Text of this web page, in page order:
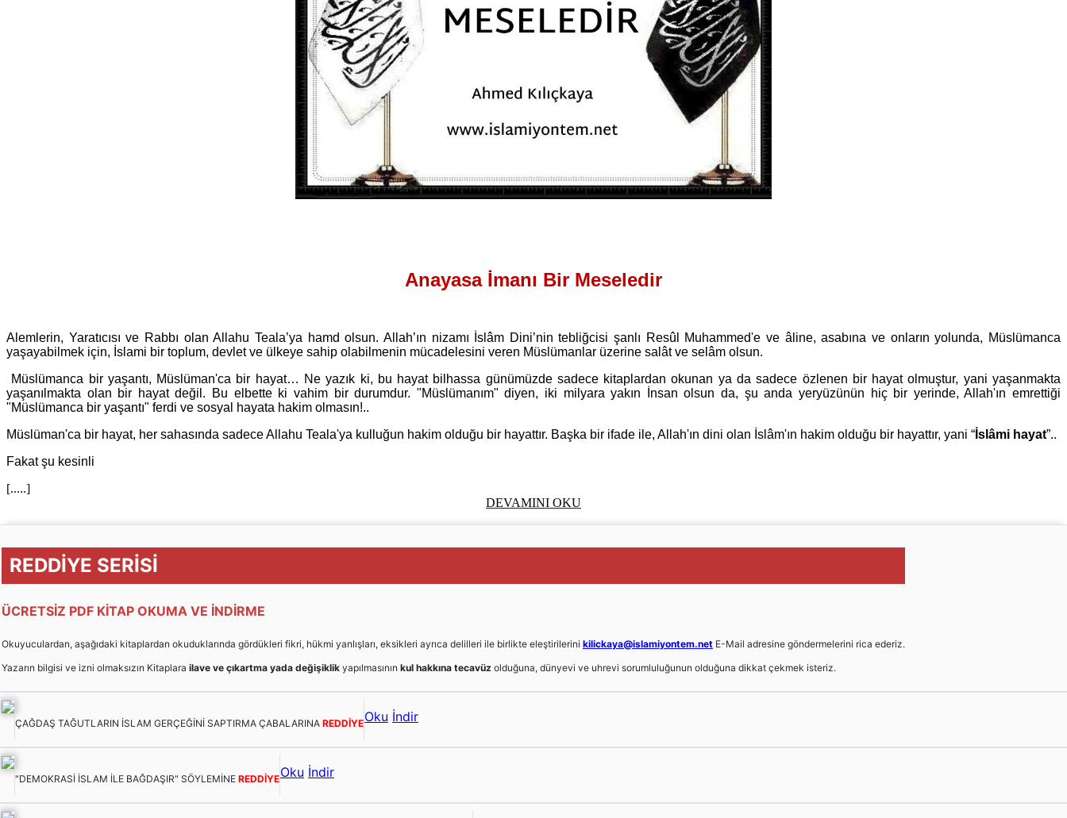
Anayasa İmanı Bir Meseledir
Alemlerin, Yaratıcısı ve Rabbı olan Allahu Teala’ya hamd olsun. Allah’ın nizamı İslâm Dini’nin tebliğcisi şanlı Resûl Muhammed'e ve âline, asabına ve onların yolunda, Müslümanca
yaşayabilmek için, İslami bir toplum, devlet ve ülkeye sahip olabilmenin mücadelesini veren Müslümanlar üzerine salât ve selâm olsun.
Müslümanca bir yaşantı, Müslüman'ca bir hayat… Ne yazık ki, bu hayat bilhassa günümüzde sadece kitaplardan okunan ya da sadece özlenen bir hayat olmuştur, yani yaşanmakta
yaşanılmakta olan bir hayat değil. Bu elbette ki vahim bir durumdur. "Müslümanım" diyen, iki milyara yakın İnsan olsun da, şu anda yeryüzünün hiç bir yerinde, Allah'ın emrettiği
"Müslümanca bir yaşantı" ferdi ve sosyal hayata hakim olmasın!..
Müslüman'ca bir hayat, her sahasında sadece Allahu Teala'ya kulluğun hakim olduğu bir hayattır. Başka bir ifade ile, Allah'ın dini olan İslâm'ın hakim olduğu bir hayattır, yani “ İslâmi hayat”..
Fakat şu kesinli
[.....]
DEVAMINI OKU
REDDİYE SERİSİ
ÜCRETSİZ PDF KİTAP OKUMA VE İNDİRME
Okuyuculardan, aşağıdaki kitaplardan okuduklarında gördükleri fikri, hükmi yanlışları, eksikleri ayrıca delilleri ile birlikte eleştirilerini kilickaya@islamiyontem.net E-Mail adresine göndermelerini rica ederiz.
Yazarın bilgisi ve izni olmaksızın Kitaplara ilave ve çıkartma yada değişiklik yapılmasının kul hakkına tecavüz olduğuna, dünyevi ve uhrevi sorumluluğunun olduğuna dikkat çekmek isteriz.
ÇAĞDAŞ TAĞUTLARIN İSLAM GERÇEĞİNİ SAPTIRMA ÇABALARINA REDDİYEOku İndir
"DEMOKRASİ İSLAM İLE BAĞDAŞIR" SÖYLEMİNE REDDİYEOku İndir